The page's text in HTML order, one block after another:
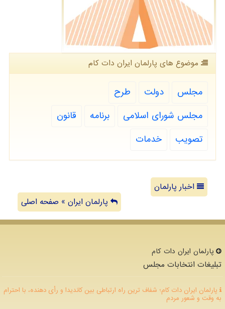
موضوع های پارلمان ایران دات كام
مجلس دولت
طرح
مجلس شورای اسلامی
برنامه
قانون
تصویب
خدمات
اخبار پارلمان
پارلمان ایران » صفحه اصلی
پارلمان ایران دات كام
تبلیغات انتخابات مجلس
پارلمان ایران دات کام؛ شفاف ترین راه ارتباطی بین کاندیدا و رأی دهنده، با احترام
به وقت و شعور مردم